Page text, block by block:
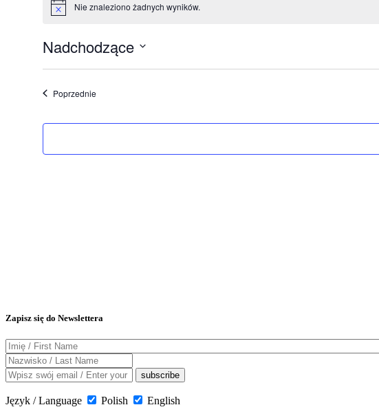
Powiadomienie
Nie znaleziono żadnych wyników.
Nadchodzące
PoprzednieWydarzenia
Zapisz się do Newslettera
Język / Language Polish English